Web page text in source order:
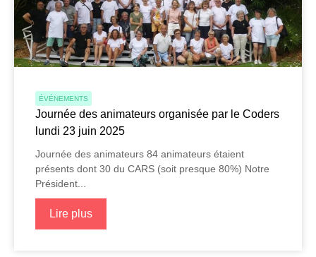
ÉVÉNEMENTS
Journée des animateurs organisée par le Coders
lundi 23 juin 2025
Journée des animateurs 84 animateurs étaient
présents dont 30 du CARS (soit presque 80%) Notre
Président...
Lire plus